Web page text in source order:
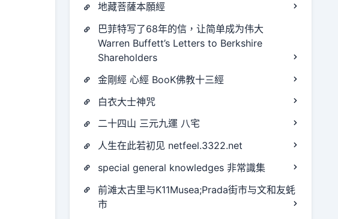
地藏菩薩本願經
巴菲特写了68年的信，让简单成为伟大
Warren Buffett’s Letters to Berkshire
Shareholders
金剛經 心經 BooK佛教十三經
白衣大士神咒
二十四山 三元九運 八宅
人生在此若初见 netfeel.3322.net
special general knowledges 非常識集
前滩太古里与K11Musea;Prada街市与文和友蚝
市